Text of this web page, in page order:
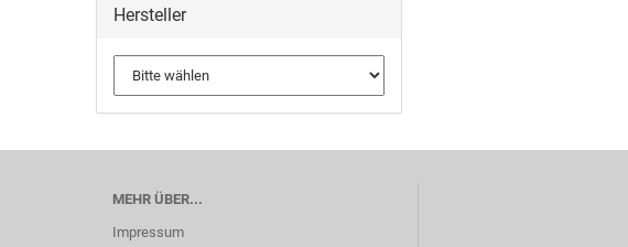
Hersteller
MEHR ÜBER...
Impressum